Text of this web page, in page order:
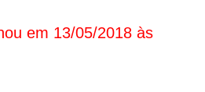
em 13/05/2018 às